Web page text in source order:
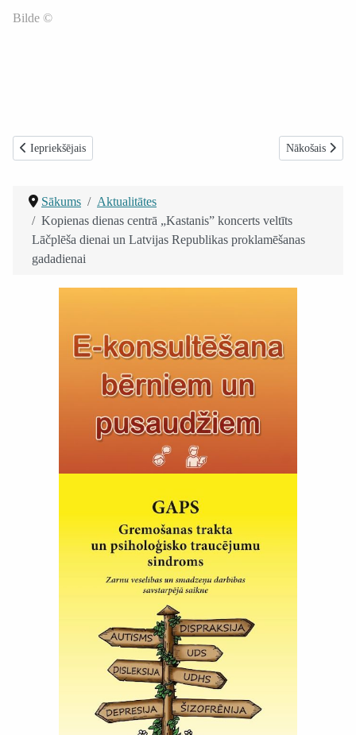
Bilde ©
Iepriekšējais raksts: Leitnanta Roberta Rubeņa bataljonam 70.gadadiena
Iepriekšējais Nākamais
Nākošais
Sākums
Aktualitātes
Kopienas dienas centrā „Kastanis” koncerts veltīts
Lāčplēša dienai un Latvijas Republikas proklamēšanas
gadadienai